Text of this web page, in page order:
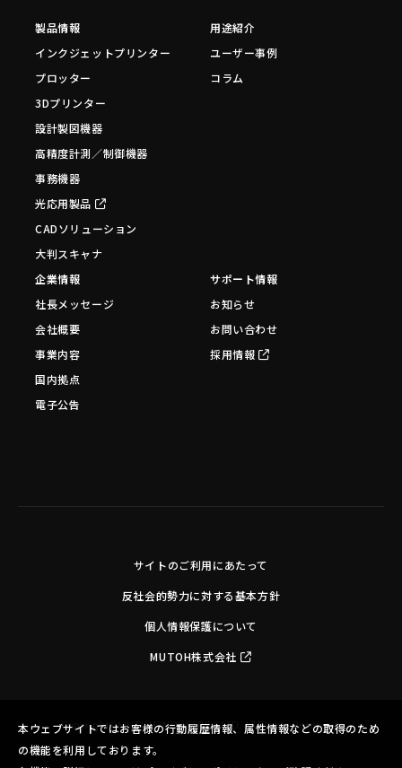
製品情報
インクジェットプリンター
プロッター
3Dプリンター
設計製図機器
高精度計測／制御機器
事務機器
光応用製品
CADソリューション
大判スキャナ
用途紹介
ユーザー事例
コラム
企業情報
社長メッセージ
会社概要
事業内容
国内拠点
電子公告
サポート情報
お知らせ
お問い合わせ
採用情報
サイトのご利用にあたって
反社会的勢力に対する基本方針
個人情報保護について
MUTOH株式会社
Copyright©MUTOH INDUSTRIES LTD. All Rights Reserved.
本ウェブサイトではお客様の行動履歴情報、属性情報などの取得のため
の機能を利用しております。